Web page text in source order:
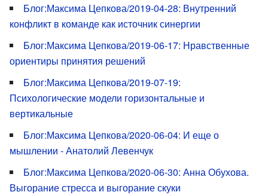
Блог:Максима Цепкова/2019-04-28: Внутренний
конфликт в команде как источник синергии
Блог:Максима Цепкова/2019-06-17: Нравственные
ориентиры принятия решений
Блог:Максима Цепкова/2019-07-19:
Психологические модели горизонтальные и
вертикальные
Блог:Максима Цепкова/2020-06-04: И еще о
мышлении - Анатолий Левенчук
Блог:Максима Цепкова/2020-06-30: Анна Обухова.
Выгорание стресса и выгорание скуки